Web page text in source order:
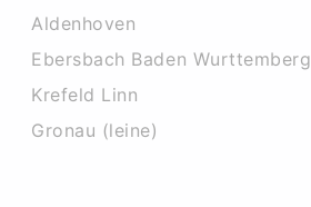
Aldenhoven
Ebersbach Baden Wurttemberg
Krefeld Linn
Gronau (leine)